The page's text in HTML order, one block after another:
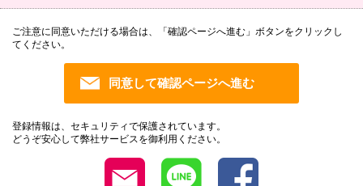
ご注意に同意いただける場合は、「確認ページへ進む」ボタンをクリックし
てください。
登録情報は、セキュリティで保護されています。
どうぞ安心して弊社サービスを御利用ください。